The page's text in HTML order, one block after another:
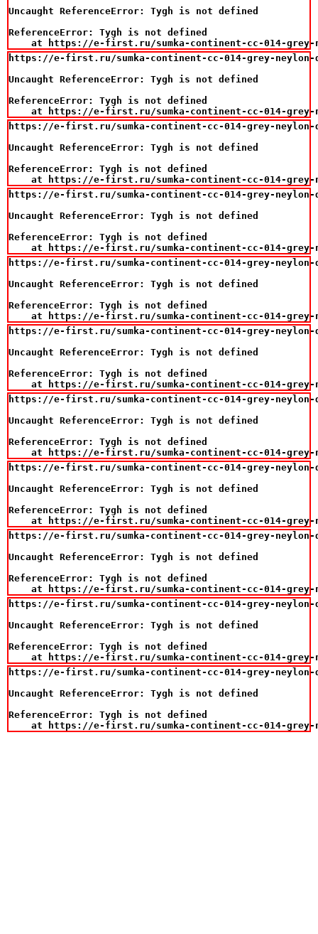
Uncaught ReferenceError: Tygh is not defined
ReferenceError: Tygh is not defined
at https://e-first.ru/sumka-continent-cc-014-
https://e-first.ru/sumka-continent-cc-014-grey-neylon-
Uncaught ReferenceError: Tygh is not defined
ReferenceError: Tygh is not defined
at https://e-first.ru/sumka-continent-cc-014-
https://e-first.ru/sumka-continent-cc-014-grey-neylon-
Uncaught ReferenceError: Tygh is not defined
ReferenceError: Tygh is not defined
at https://e-first.ru/sumka-continent-cc-014-
https://e-first.ru/sumka-continent-cc-014-grey-neylon-
Uncaught ReferenceError: Tygh is not defined
ReferenceError: Tygh is not defined
at https://e-first.ru/sumka-continent-cc-014-
https://e-first.ru/sumka-continent-cc-014-grey-neylon-
Uncaught ReferenceError: Tygh is not defined
ReferenceError: Tygh is not defined
at https://e-first.ru/sumka-continent-cc-014-
https://e-first.ru/sumka-continent-cc-014-grey-neylon-
Uncaught ReferenceError: Tygh is not defined
ReferenceError: Tygh is not defined
at https://e-first.ru/sumka-continent-cc-014-
https://e-first.ru/sumka-continent-cc-014-grey-neylon-
Uncaught ReferenceError: Tygh is not defined
ReferenceError: Tygh is not defined
at https://e-first.ru/sumka-continent-cc-014-
https://e-first.ru/sumka-continent-cc-014-grey-neylon-
Uncaught ReferenceError: Tygh is not defined
ReferenceError: Tygh is not defined
at https://e-first.ru/sumka-continent-cc-014-
https://e-first.ru/sumka-continent-cc-014-grey-neylon-
Uncaught ReferenceError: Tygh is not defined
ReferenceError: Tygh is not defined
at https://e-first.ru/sumka-continent-cc-014-
https://e-first.ru/sumka-continent-cc-014-grey-neylon-
Uncaught ReferenceError: Tygh is not defined
ReferenceError: Tygh is not defined
at https://e-first.ru/sumka-continent-cc-014-
https://e-first.ru/sumka-continent-cc-014-grey-neylon-
Uncaught ReferenceError: Tygh is not defined
ReferenceError: Tygh is not defined
at https://e-first.ru/sumka-continent-cc-014-